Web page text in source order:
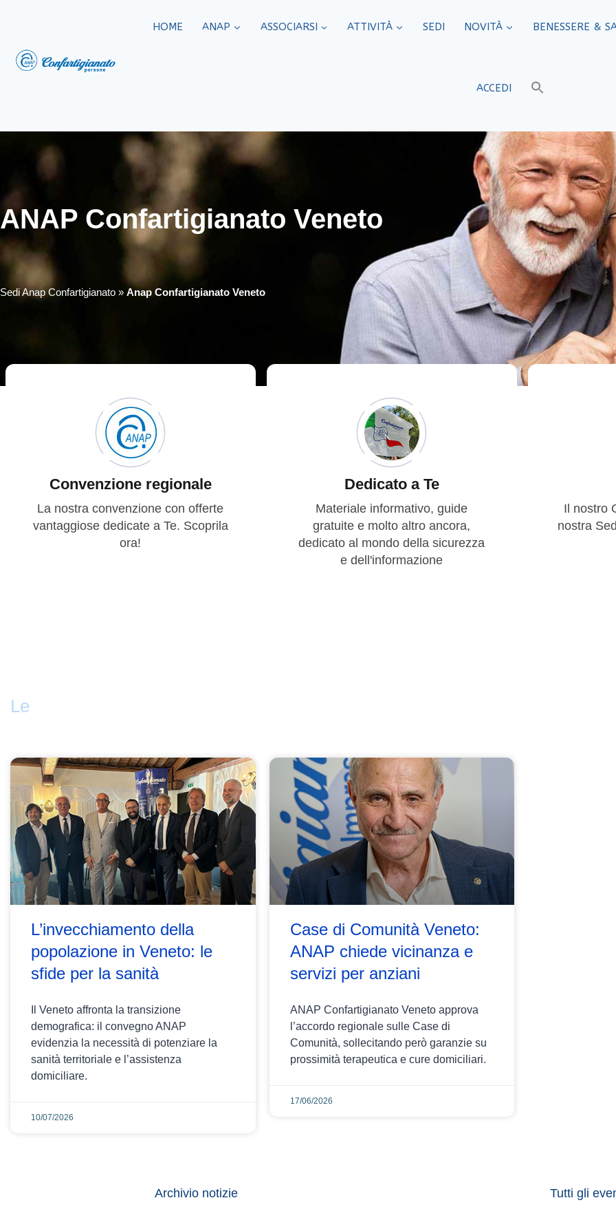
HOME ANAP ASSOCIARSI ATTIVITÀ SEDI​ NOVITÀ BENESSERE &
ACCEDI
ANAP Confartigianato Veneto
Sedi Anap Confartigianato » Anap Confartigianato Veneto
Convenzione regionale
La nostra convenzione con offerte
vantaggiose dedicate a Te. Scoprila
ora!
Dedicato a Te
Materiale informativo, guide
gratuite e molto altro ancora,
dedicato al mondo della sicurezza
e dell'informazione
Il nostro
nostra
Le
L’invecchiamento della
popolazione in Veneto: le
sfide per la sanità
Il Veneto affronta la transizione
demografica: il convegno ANAP
evidenzia la necessità di potenziare la
sanità territoriale e l’assistenza
domiciliare.
10/07/2026
Case di Comunità Veneto:
ANAP chiede vicinanza e
servizi per anziani
ANAP Confartigianato Veneto approva
l’accordo regionale sulle Case di
Comunità, sollecitando però garanzie su
prossimità terapeutica e cure domiciliari.
17/06/2026
Archivio notizie Tutti gli